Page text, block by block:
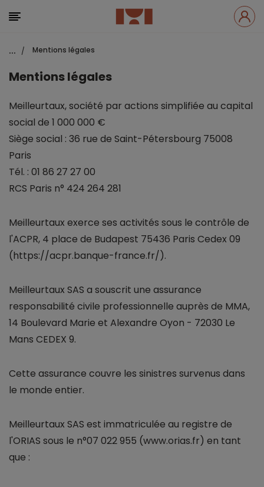
... / Mentions légales
Mentions légales
Meilleurtaux, société par actions simplifiée au capital
social de 1 000 000 €
Siège social : 36 rue de Saint-Pétersbourg 75008
Paris
Tél. : 01 86 27 27 00
RCS Paris n° 424 264 281
Meilleurtaux exerce ses activités sous le contrôle de
l'ACPR, 4 place de Budapest 75436 Paris Cedex 09
(https://acpr.banque-france.fr/).
Meilleurtaux SAS a souscrit une assurance
responsabilité civile professionnelle auprès de MMA,
14 Boulevard Marie et Alexandre Oyon - 72030 Le
Mans CEDEX 9.
Cette assurance couvre les sinistres survenus dans
le monde entier.
Meilleurtaux SAS est immatriculée au registre de
l'ORIAS sous le n°07 022 955 (www.orias.fr) en tant
que :